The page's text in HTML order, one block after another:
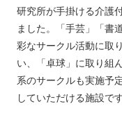
研究所が手掛ける介護
ました。「手芸」「書
彩なサークル活動に取
い、「卓球」に取り組
系のサークルも実施予
していただける施設です